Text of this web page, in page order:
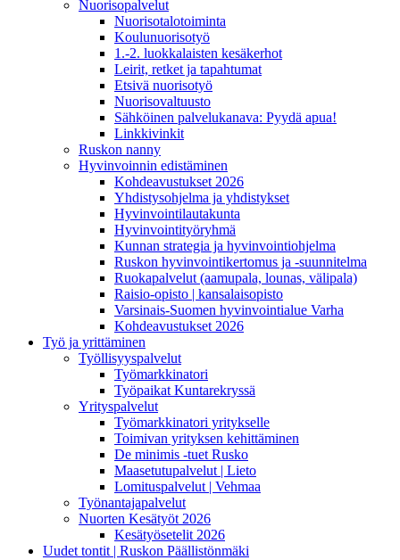
Nuorisopalvelut
Nuorisotalotoiminta
Koulunuorisotyö
1.-2. luokkalaisten kesäkerhot
Leirit, retket ja tapahtumat
Etsivä nuorisotyö
Nuorisovaltuusto
Sähköinen palvelukanava: Pyydä apua!
Linkkivinkit
Ruskon nanny
Hyvinvoinnin edistäminen
Kohdeavustukset 2026
Yhdistysohjelma ja yhdistykset
Hyvinvointilautakunta
Hyvinvointityöryhmä
Kunnan strategia ja hyvinvointiohjelma
Ruskon hyvinvointikertomus ja -suunnitelma
Ruokapalvelut (aamupala, lounas, välipala)
Raisio-opisto | kansalaisopisto
Varsinais-Suomen hyvinvointialue Varha
Kohdeavustukset 2026
Työ ja yrittäminen
Työllisyyspalvelut
Työmarkkinatori
Työpaikat Kuntarekryssä
Yrityspalvelut
Työmarkkinatori yritykselle
Toimivan yrityksen kehittäminen
De minimis -tuet Rusko
Maasetutupalvelut | Lieto
Lomituspalvelut | Vehmaa
Työnantajapalvelut
Nuorten Kesätyöt 2026
Kesätyösetelit 2026
Uudet tontit | Ruskon Päällistönmäki